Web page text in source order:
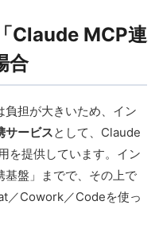
Claude MCP連
合
負担が大きいため、イン
サービスとして、Claude
を提供しています。イン
基盤」までで、その上で
／Cowork／Codeを使っ